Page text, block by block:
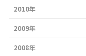
2010年
2009年
2008年